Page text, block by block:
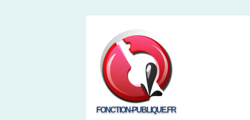
FONCTION-PUBLIQUE.FR